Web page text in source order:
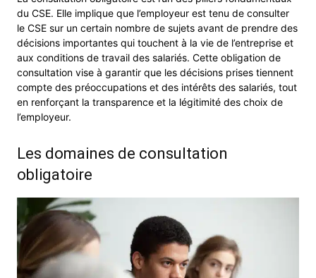
du CSE. Elle implique que l’employeur est tenu de consulter
le CSE sur un certain nombre de sujets avant de prendre des
décisions importantes qui touchent à la vie de l’entreprise et
aux conditions de travail des salariés. Cette obligation de
consultation vise à garantir que les décisions prises tiennent
compte des préoccupations et des intérêts des salariés, tout
en renforçant la transparence et la légitimité des choix de
l’employeur.
Les domaines de consultation
obligatoire